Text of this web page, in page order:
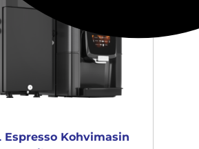
Espresso Kohvimasin